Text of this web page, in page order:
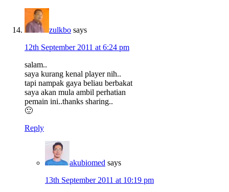
zulkbo says
12th September 2011 at 6:24 pm
salam..
saya kurang kenal player nih..
tapi nampak gaya beliau berbakat
saya akan mula ambil perhatian
pemain ini..thanks sharing..
🙂
Reply
akubiomed says
13th September 2011 at 10:19 pm